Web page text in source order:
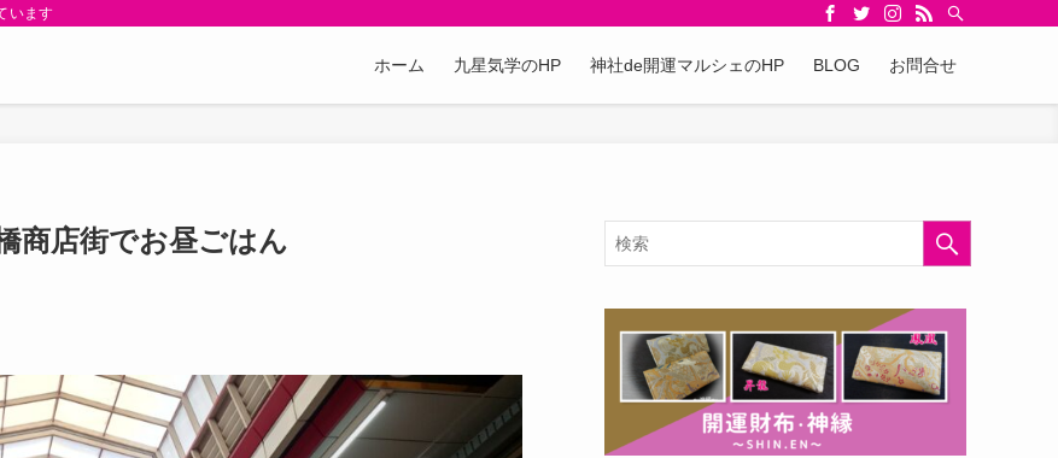
います
ホーム 九星気学のHP 神社de開運マルシェのHP BLOG お問合せ
商店街でお昼ごはん